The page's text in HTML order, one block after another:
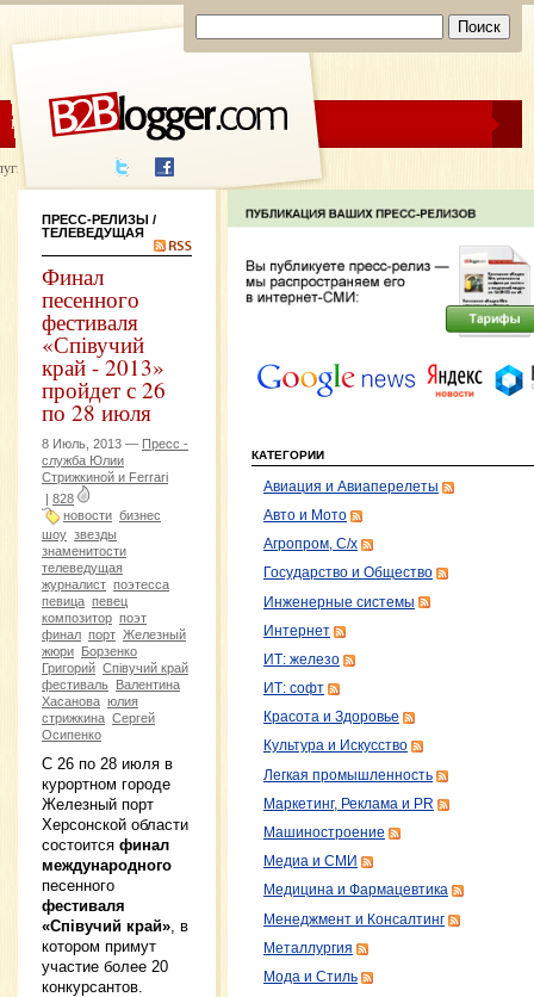
ЦЕНЫ ПОМОЩЬ
написания
ПРЕСС-РЕЛИЗЫ /
ТЕЛЕВЕДУЩАЯ
Финал
песенного
фестиваля
«Співучий
край - 2013»
пройдет с 26
по 28 июля
8 Июль, 2013 — Пресс -
служба Юлии
Стрижкиной и Ferrari
| 828
новости бизнес
шоу звезды
знаменитости
телеведущая
журналист поэтесса
певица певец
композитор поэт
финал порт Железный
жюри Борзенко
Григорий Співучий край
фестиваль Валентина
Хасанова юлия
стрижкина Сергей
Осипенко
С 26 по 28 июля в
курортном городе
Железный порт
Херсонской области
состоится финал
международного
песенного
фестиваля
«Співучий край» , в
котором примут
участие более 20
конкурсантов.
КАТЕГОРИИ
Авиация и Авиаперелеты
Авто и Мото
Агропром, С/х
Государство и Общество
Инженерные системы
Интернет
ИТ: железо
ИТ: софт
Красота и Здоровье
Культура и Искусство
Легкая промышленность
Маркетинг, Реклама и PR
Машиностроение
Медиа и СМИ
Медицина и Фармацевтика
Менеджмент и Консалтинг
Металлургия
Мода и Стиль